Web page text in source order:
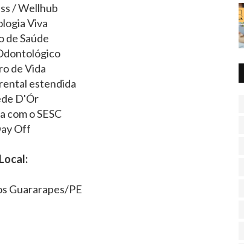
/ Wellhub
Viva
de Saúde
de Vida
estendida
D'Ór
com o SESC
Off
Local:
Guararapes/PE